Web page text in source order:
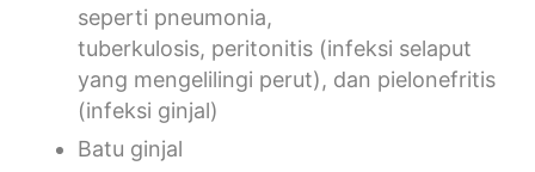
seperti pneumonia,
tuberkulosis, peritonitis (infeksi selaput
yang mengelilingi perut), dan pielonefritis
(infeksi ginjal)
Batu ginjal